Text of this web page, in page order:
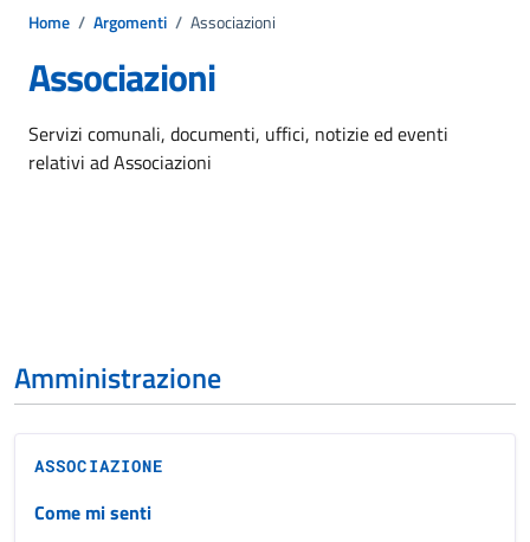
Home / Argomenti / Associazioni
Associazioni
Dettagli dell'argomento
Servizi comunali, documenti, uffici, notizie ed eventi
relativi ad Associazioni
Amministrazione
ASSOCIAZIONE
Come mi senti